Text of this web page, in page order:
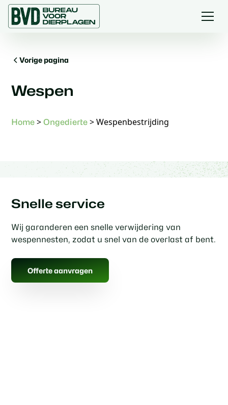
Vorige pagina
Wespen
Home >Ongedierte >Wespenbestrijding
Snelle service
Wij garanderen een snelle verwijdering van
wespennesten, zodat u snel van de overlast af bent.
Offerte aanvragen